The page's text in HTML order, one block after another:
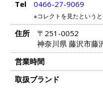
Tel 0466-27-9069
※コレクトを見たというと
住所
〒251-0052
神奈川県 藤沢市藤
営業時間
取扱ブランド